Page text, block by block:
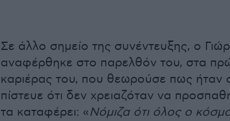
Σε άλλο σημείο της συνέντευξης, ο
αναφέρθηκε στο παρελθόν του, στα
καριέρας του, που θεωρούσε πως ήταν
πίστευε ότι δεν χρειαζόταν να
τα καταφέρει: «Νόμιζα ότι όλος ο